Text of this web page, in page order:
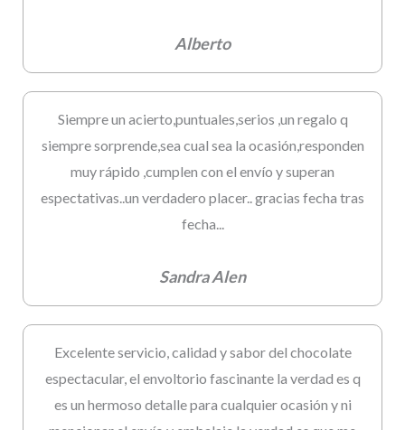
Alberto
Siempre un acierto,puntuales,serios ,un regalo q
siempre sorprende,sea cual sea la ocasión,responden
muy rápido ,cumplen con el envío y superan
espectativas..un verdadero placer.. gracias fecha tras
fecha...
Sandra Alen
Excelente servicio, calidad y sabor del chocolate
espectacular, el envoltorio fascinante la verdad es q
es un hermoso detalle para cualquier ocasión y ni